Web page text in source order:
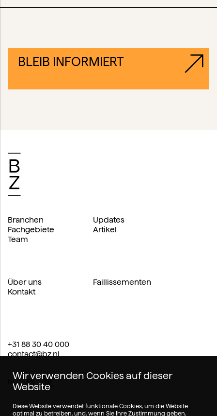
Wir verwenden Cookies auf dieser
Website
Diese Website verwendet funktionale Cookies, um die Website
optimal zu betreiben, und, wenn Sie Ihre Zustimmung geben,
BLEIB INFORMIERT
Branchen
Fachgebiete
Team
Updates
Artikel
Über uns
Kontakt
Faillissementen
+31 88 30 40 000
contact@bz.nl
NL EN